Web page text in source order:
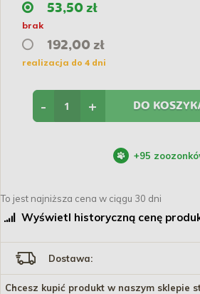
53,50 zł
brak
192,00 zł
realizacja do 4 dni
+
- DO
+95
To jest najniższa cena w ciągu 30 dni
Wyświetl historyczną cenę
Dostawa:
Chcesz kupić produkt w naszym sklepie